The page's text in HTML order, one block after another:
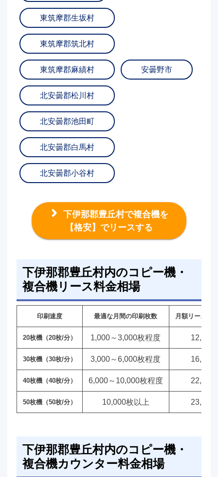
東筑摩郡生坂村
東筑摩郡筑北村
東筑摩郡麻績村 安曇野市
北安曇郡松川村
北安曇郡池田町
北安曇郡白馬村
北安曇郡小谷村
下伊那郡豊丘村で複合機を
【格安】でリースする
下伊那郡豊丘村内のコピー機・
複合機リース料金相場
印刷速度 最適な月間の印刷枚数 月額リース料
20枚機（20枚/分） 1,000～3,000枚程度 12,000
30枚機（30枚/分） 3,000～6,000枚程度 16,000
40枚機（40枚/分） 6,000～10,000枚程度 22,000
50枚機（50枚/分） 10,000枚以上 23,000
下伊那郡豊丘村内のコピー機・
複合機カウンター料金相場